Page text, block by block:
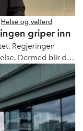
Helse og velferd
griper inn
Regjeringen
Dermed blir det